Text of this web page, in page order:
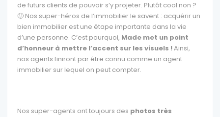
de futurs clients de pouvoir s’y projeter. Plutôt cool non ?
🙂 Nos super-héros de l’immobilier le savent : acquérir un
bien immobilier est une étape importante dans la vie
d’une personne. C’est pourquoi, Made met un point
d’honneur à mettre l’accent sur les visuels !Ainsi,
nos agents finiront par être connu comme un agent
immobilier sur lequel on peut compter.
Nos super-agents ont toujours des photos très